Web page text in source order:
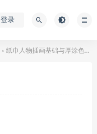
登录
> 纸巾人物插画基础与厚涂色彩2022